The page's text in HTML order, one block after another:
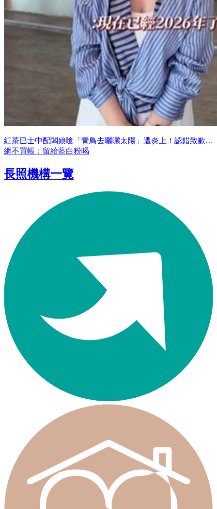
紅茶巴士中配闆娘嗆「青鳥去曬曬太陽」遭炎上！認錯致歉…
網不買帳：留給藍白粉喝
長照機構一覽